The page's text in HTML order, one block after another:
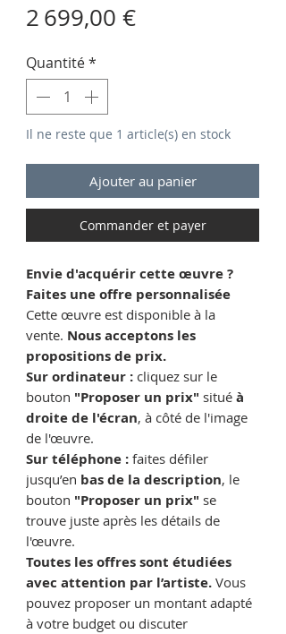
2 699,00 €Prix
Quantité*
Il ne reste que 1 article(s) en stock
Ajouter au panier
Commander et payer
Envie d'acquérir cette œuvre ?
Faites une offre personnalisée
Cette œuvre est disponible à la
vente. Nous acceptons les
propositions de prix.
Sur ordinateur : cliquez sur le
bouton "Proposer un prix" situé à
droite de l'écran, à côté de l'image
de l'œuvre.
Sur téléphone : faites défiler
jusqu’en bas de la description, le
bouton "Proposer un prix" se
trouve juste après les détails de
l'œuvre.
Toutes les offres sont étudiées
avec attention par l’artiste. Vous
pouvez proposer un montant adapté
à votre budget ou discuter